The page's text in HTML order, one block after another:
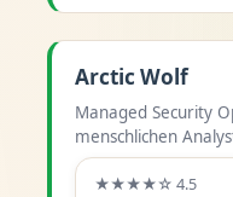
Arctic Wolf
Managed Security
menschlichen
★★★★☆ 4.5